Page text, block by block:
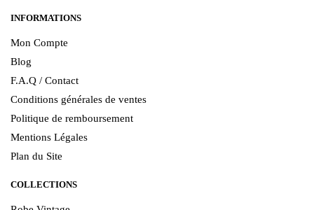
INFORMATIONS
Mon Compte
Blog
F.A.Q / Contact
Conditions générales de ventes
Politique de remboursement
Mentions Légales
Plan du Site
COLLECTIONS